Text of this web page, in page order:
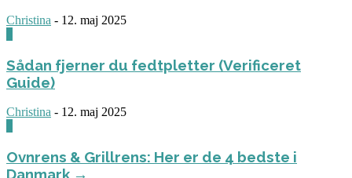
Christina - 12. maj 2025
Sådan fjerner du fedtpletter (Verificeret
Guide)
Christina - 12. maj 2025
Ovnrens & Grillrens: Her er de 4 bedste i
Danmark →